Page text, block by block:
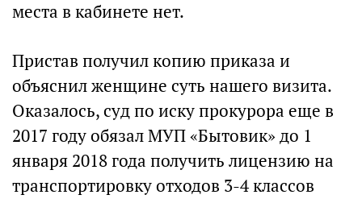
места в кабинете нет.
Пристав получил копию приказа и
объяснил женщине суть нашего визита.
Оказалось, суд по иску прокурора еще в
2017 году обязал МУП «Бытовик» до 1
января 2018 года получить лицензию на
транспортировку отходов 3-4 классов